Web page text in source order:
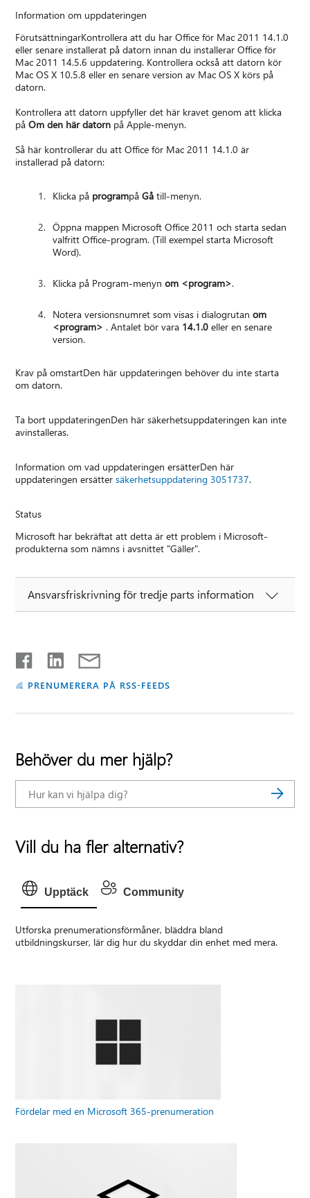
Information om uppdateringen
FörutsättningarKontrollera att du har Office för Mac 2011 14.1.0
eller senare installerat på datorn innan du installerar Office för
Mac 2011 14.5.6 uppdatering. Kontrollera också att datorn kör
Mac OS X 10.5.8 eller en senare version av Mac OS X körs på
datorn.
Kontrollera att datorn uppfyller det här kravet genom att klicka
påOm den här datorn på Apple-menyn.
Så här kontrollerar du att Office för Mac 2011 14.1.0 är
installerad på datorn:
Klicka på programpåGå till-menyn.
Öppna mappen Microsoft Office 2011 och starta sedan
valfritt Office-program. (Till exempel starta Microsoft
Word).
Klicka på Program-menynom <program>.
Notera versionsnumret som visas i dialogrutanom
<program> . Antalet bör vara 14.1.0 eller en senare
version.
Krav på omstartDen här uppdateringen behöver du inte starta
om datorn.
Ta bort uppdateringenDen här säkerhetsuppdateringen kan inte
avinstalleras.
Information om vad uppdateringen ersätterDen här
uppdateringen ersättersäkerhetsuppdatering 3051737.
Status
Microsoft har bekräftat att detta är ett problem i Microsoft-
produkterna som nämns i avsnittet "Gäller".
Ansvarsfriskrivning för tredje parts information
PRENUMERERA PÅ RSS-FEEDS
Behöver du mer hjälp?
Vill du ha fler alternativ?
Upptäck Community
Utforska prenumerationsförmåner, bläddra bland
utbildningskurser, lär dig hur du skyddar din enhet med mera.
Fördelar med en Microsoft 365-prenumeration